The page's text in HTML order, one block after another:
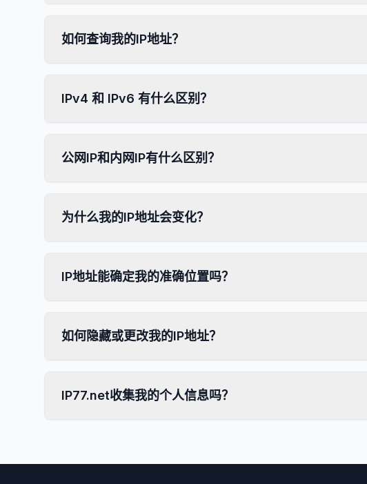
如何查询我的IP地址？
IPv4 和 IPv6 有什么区别？
公网IP和内网IP有什么区别？
为什么我的IP地址会变化？
IP地址能确定我的准确位置吗？
如何隐藏或更改我的IP地址？
IP77.net收集我的个人信息吗？